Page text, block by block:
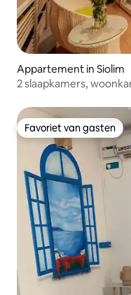
Appartement in Siolim
2 slaapkamers,
Favoriet van gasten
Favoriet van gasten